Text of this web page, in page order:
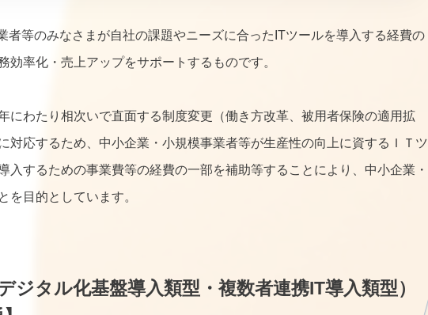
者等のみなさまが自社の課題やニーズに合ったITツールを導入する経費の
率化・売上アップをサポートするものです。
にわたり相次いで直面する制度変更（働き方改革、被用者保険の適用拡
対応するため、中小企業・小規模事業者等が生産性の向上に資するＩＴツ
入するための事業費等の経費の一部を補助等することにより、中小企業・
を目的としています。
ジタル化基盤導入類型・複数者連携IT導入類型）